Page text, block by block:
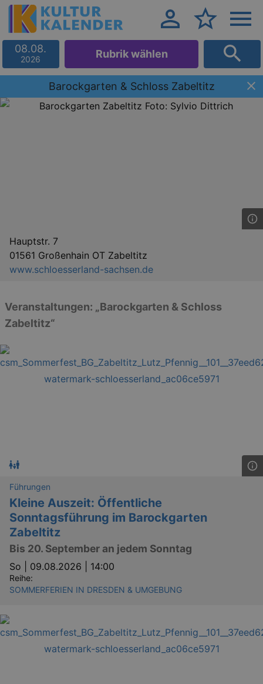
08.08.
2026 Rubrik wählen
Barockgarten & Schloss Zabeltitz
Hauptstr. 7
01561 Großenhain OT Zabeltitz
www.schloesserland-sachsen.de
Veranstaltungen: „Barockgarten & Schloss
Zabeltitz“
Führungen
Kleine Auszeit: Öffentliche
Sonntagsführung im Barockgarten
Zabeltitz
Bis 20. September an jedem Sonntag
So | 09.08.2026 | 14:00
Reihe:
SOMMERFERIEN IN DRESDEN & UMGEBUNG